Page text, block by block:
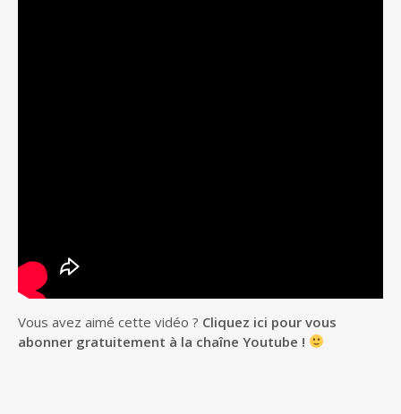
Vous avez aimé cette vidéo ? Cliquez ici pour vous
abonner gratuitement à la chaîne Youtube !